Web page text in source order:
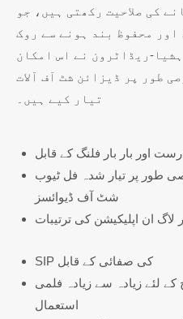
کی صلاحیت رکھتی ہیں، جو
اور محفوظ بند ہونے سے روک
ریڈاٹرون نے اس امکان
طور پر ڈیزائن شٹ آف آلات
تیار کیے ہیں۔
اور بار بار فلنگ کے قابل
طور پر تیار شدہ فل ٹیوب
شٹ آف ڈیوائسز
لاگ ان اپلیکیشن کی ترتیبات
SIP کی صفائی کے قابل
لئے زیادہ سے زیادہ فلمی
استعمال